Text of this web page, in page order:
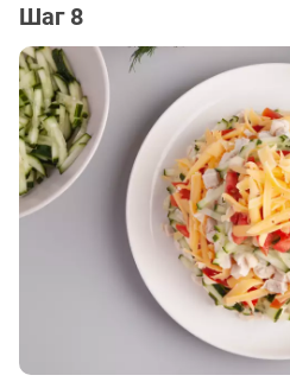
Шаг 8